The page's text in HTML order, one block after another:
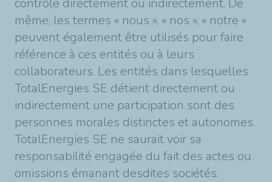
même, les termes « nous », « nos », « notre »
peuvent également être utilisés pour faire
référence à ces entités ou à leurs
collaborateurs. Les entités dans lesquelles
TotalEnergies SE détient directement ou
indirectement une participation sont des
personnes morales distinctes et autonomes.
TotalEnergies SE ne saurait voir sa
responsabilité engagée du fait des actes ou
omissions émanant desdites sociétés.